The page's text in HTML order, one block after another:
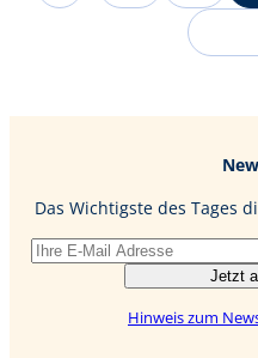
Das Wichtigste des Tages
Jetzt
Hinweis zum